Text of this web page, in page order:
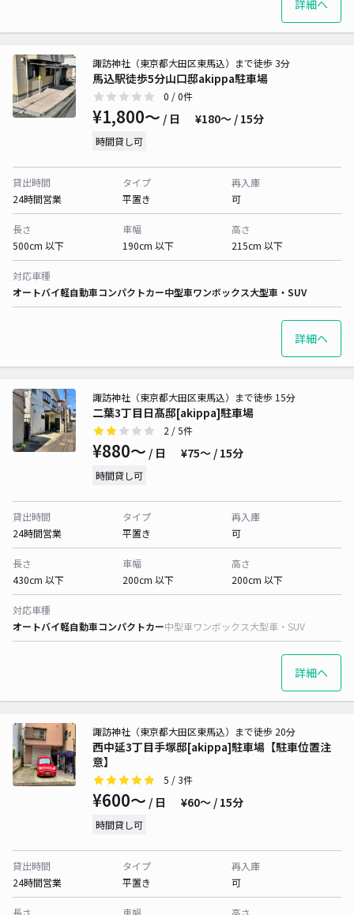
詳細へ
馬込駅徒歩5分山口邸akippa駐車場
諏訪神社（東京都大田区東馬込）まで徒歩 3分
0 / 0件
¥1,800〜 / 日 ¥180〜 / 15分
時間貸し可
貸出時間
24時間営業
タイプ
平置き
再入庫
可
長さ
500cm 以下
車幅
190cm 以下
高さ
215cm 以下
対応車種
オートバイ軽自動車コンパクトカー中型車ワンボックス大型車・SUV
詳細へ
二葉3丁目日髙邸[akippa]駐車場
諏訪神社（東京都大田区東馬込）まで徒歩 15分
2 / 5件
¥880〜 / 日 ¥75〜 / 15分
時間貸し可
貸出時間
24時間営業
タイプ
平置き
再入庫
可
長さ
430cm 以下
車幅
200cm 以下
高さ
200cm 以下
対応車種
オートバイ軽自動車コンパクトカー中型車ワンボックス大型車・SUV
詳細へ
西中延3丁目手塚邸[akippa]駐車場【駐車位置注
意】
諏訪神社（東京都大田区東馬込）まで徒歩 20分
5 / 3件
¥600〜 / 日 ¥60〜 / 15分
時間貸し可
貸出時間
24時間営業
タイプ
平置き
再入庫
可
長さ 車幅 高さ